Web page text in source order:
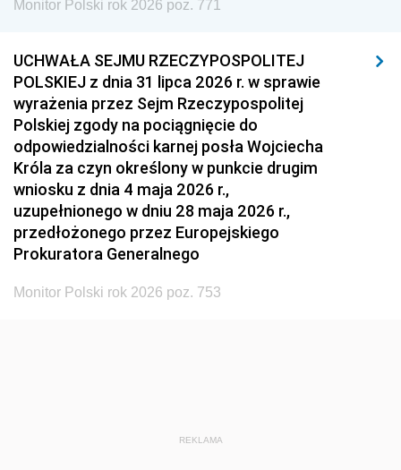
1951 1950
1939 1938 1937
1936 1930
Monitor Polski rok 2026 poz. 771
UCHWAŁA SEJMU RZECZYPOSPOLITEJ
POLSKIEJ z dnia 31 lipca 2026 r. w sprawie
wyrażenia przez Sejm Rzeczypospolitej
Polskiej zgody na pociągnięcie do
odpowiedzialności karnej posła Wojciecha
Króla za czyn określony w punkcie drugim
wniosku z dnia 4 maja 2026 r.,
uzupełnionego w dniu 28 maja 2026 r.,
przedłożonego przez Europejskiego
Prokuratora Generalnego
Monitor Polski rok 2026 poz. 753
REKLAMA